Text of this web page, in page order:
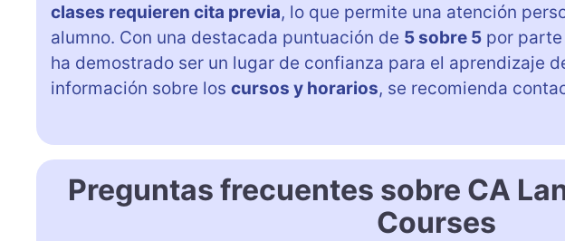
clases requieren cita previa, lo que permite una atención
alumno. Con una destacada puntuación de 5 sobre 5 por
ha demostrado ser un lugar de confianza para el aprendizaje
información sobre los cursos y horarios, se recomienda
Preguntas frecuentes sobre CA
Courses